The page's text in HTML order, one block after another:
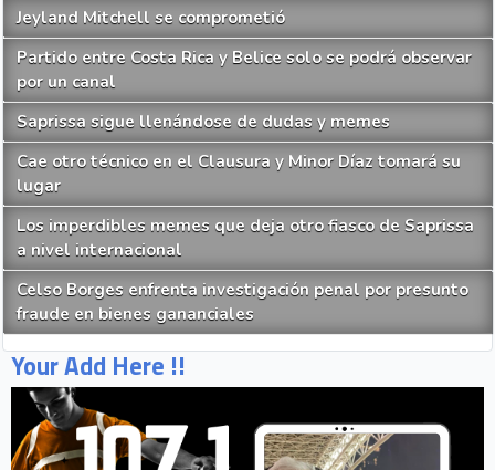
Jeyland Mitchell se comprometió
Partido entre Costa Rica y Belice solo se podrá observar
por un canal
Saprissa sigue llenándose de dudas y memes
Cae otro técnico en el Clausura y Minor Díaz tomará su
lugar
Los imperdibles memes que deja otro fiasco de Saprissa
a nivel internacional
Celso Borges enfrenta investigación penal por presunto
fraude en bienes gananciales
Your Add Here !!